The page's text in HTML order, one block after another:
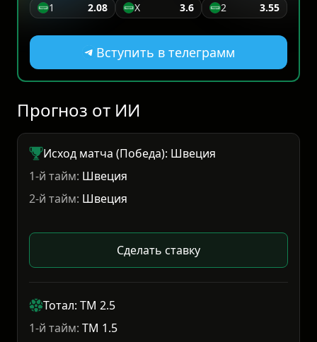
1 2.08 X 3.6 2 3.55
Вступить в телеграмм
Прогноз от ИИ
Исход матча (Победа): Швеция
1-й тайм: Швеция
2-й тайм: Швеция
Сделать ставку
Тотал: ТМ 2.5
1-й тайм: ТМ 1.5